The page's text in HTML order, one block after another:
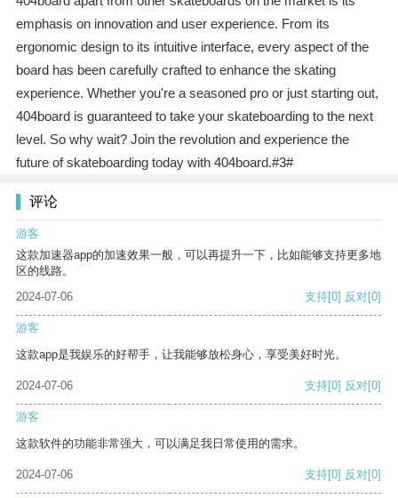
emphasis on innovation and user experience. From its
ergonomic design to its intuitive interface, every aspect of the
board has been carefully crafted to enhance the skating
experience. Whether you're a seasoned pro or just starting out,
404board is guaranteed to take your skateboarding to the next
level. So why wait? Join the revolution and experience the
future of skateboarding today with 404board.#3#
评论
游客
这款加速器app的加速效果一般，可以再提升一下，比如能够支持更多地
区的线路。
2024-07-06
支持[0] 反对[0]
游客
这款app是我娱乐的好帮手，让我能够放松身心，享受美好时光。
2024-07-06 支持[0] 反对[0]
游客
这款软件的功能非常强大，可以满足我日常使用的需求。
2024-07-06 支持[0] 反对[0]